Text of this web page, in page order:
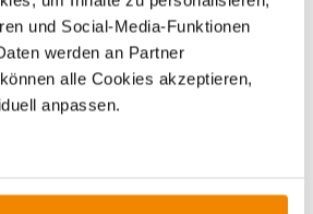
und Social-Media-Funktionen
werden an Partner
alle Cookies akzeptieren,
anpassen.
Mit
derPetroleumleuch
te HK500 von
Petromaxbringst
einem wirklich